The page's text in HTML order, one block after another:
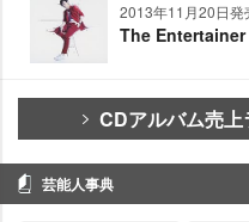
2013年11月20日発
The Entertainer
CDアルバム売
芸能人事典